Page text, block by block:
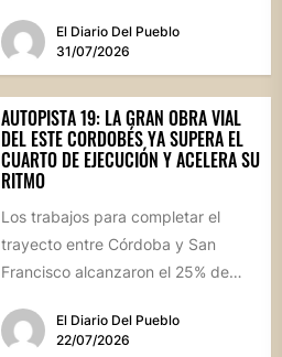
a...
El Diario Del Pueblo
31/07/2026
AUTOPISTA 19: LA GRAN OBRA VIAL
DEL ESTE CORDOBÉS YA SUPERA EL
CUARTO DE EJECUCIÓN Y ACELERA SU
RITMO
Los trabajos para completar el
trayecto entre Córdoba y San
Francisco alcanzaron el 25% de
dividida...El Diario Del Pueblo
22/07/2026